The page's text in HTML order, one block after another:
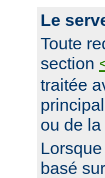
Le
Toute
section
traitée
ou de
basé